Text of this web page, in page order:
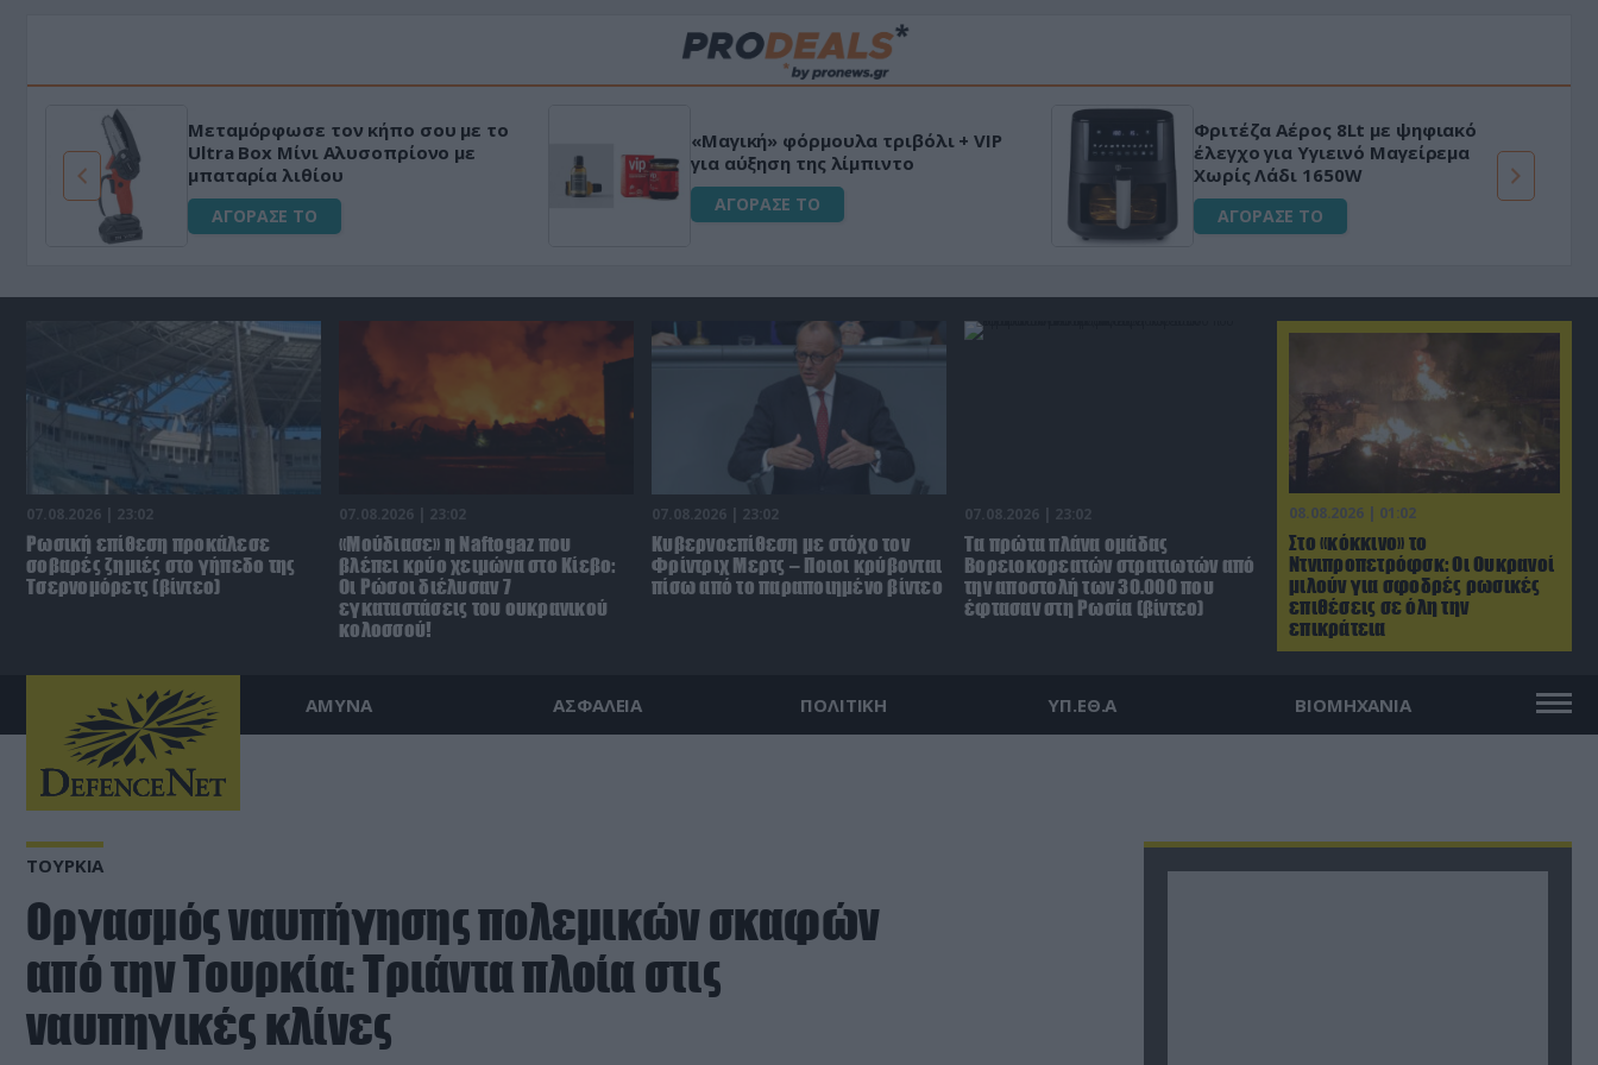
Μεταμόρφωσε τον κήπο σου με το
Ultra Box Μίνι Αλυσοπρίονο με
μπαταρία λιθίου
ΑΓΟΡΑΣΕ ΤΟ
«Μαγική» φόρμουλα τριβόλι + VIP
για αύξηση της λίμπιντο
ΑΓΟΡΑΣΕ ΤΟ
Φριτέζα Αέρος 8Lt με ψηφιακό
έλεγχο για Υγιεινό Μαγείρεμα
Χωρίς Λάδι 1650W
ΑΓΟΡΑΣΕ ΤΟ
08.08.2026 | 01:02
Στο «κόκκινο» το
Ντνιπροπετρόφσκ: Οι Ουκρανοί
μιλούν για σφοδρές ρωσικές
επιθέσεις σε όλη την
επικράτεια
07.08.2026 | 23:02
Ρωσική επίθεση προκάλεσε
σοβαρές ζημιές στο γήπεδο της
Τσερνομόρετς (βίντεο)
07.08.2026 | 23:02
«Μούδιασε» η Naftogaz που
βλέπει κρύο χειμώνα στο Κίεβο:
Οι Ρώσοι διέλυσαν 7
εγκαταστάσεις του ουκρανικού
κολοσσού!
07.08.2026 | 23:02
Κυβερνοεπίθεση με στόχο τον
Φρίντριχ Μερτς – Ποιοι κρύβονται
πίσω από το παραποιημένο βίντεο
07.08.2026 | 23:02
Τα πρώτα πλάνα ομάδας
Βορειοκορεατών στρατιωτών από
την αποστολή των 30.000 που
έφτασαν στη Ρωσία (βίντεο)
ΑΜΥΝΑ ΑΣΦΑΛΕΙΑ ΠΟΛΙΤΙΚΗ ΥΠ.ΕΘ.Α ΒΙΟΜΗΧΑΝΙΑ
ΤΟΥΡΚΙΑ
Οργασμός ναυπήγησης πολεμικών σκαφών
από την Τουρκία: Τριάντα πλοία στις
ναυπηγικές κλίνες